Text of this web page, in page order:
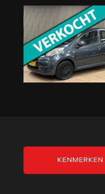
KENMERKEN